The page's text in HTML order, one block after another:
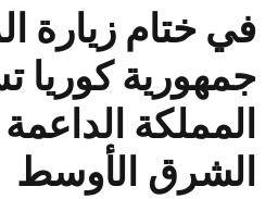
في ختام زيارة
جمهورية كوريا
المملكة
الشرق الأوسط